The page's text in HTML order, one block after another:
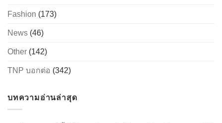
Fashion (173)
News (46)
Other (142)
TNP บอกต่อ (342)
บทความอ่านล่าสุด